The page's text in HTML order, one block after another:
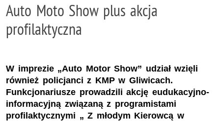
Auto Moto Show plus akcja
profilaktyczna
W imprezie „Auto Motor Show” udział wzięli
również policjanci z KMP w Gliwicach.
Funkcjonariusze prowadzili akcję eudukacyjno-
informacyjną związaną z programistami
profilaktycznymi „ Z młodym Kierowcą w